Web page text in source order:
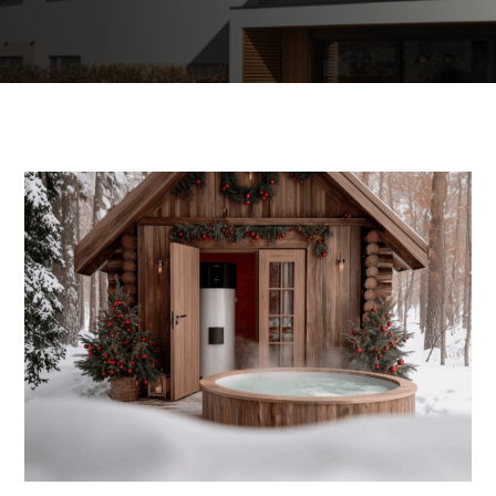
Poslovni in javni objekti
prostorov
Izkoriščanje odpadne toplote
Po meri
Zemljevid toplotnih črpalk
Izkušnje naših strank
–
Portal za partnerje
Vir informacij in orodja za
pomoč pooblaščenim